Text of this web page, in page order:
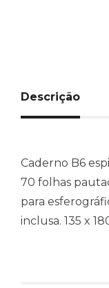
Descrição
Caderno B6
70 folhas
para
inclusa. 135 x